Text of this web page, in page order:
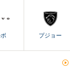
プジョー